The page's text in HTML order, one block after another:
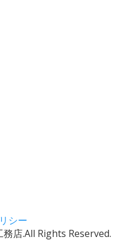
シー
店.All Rights Reserved.